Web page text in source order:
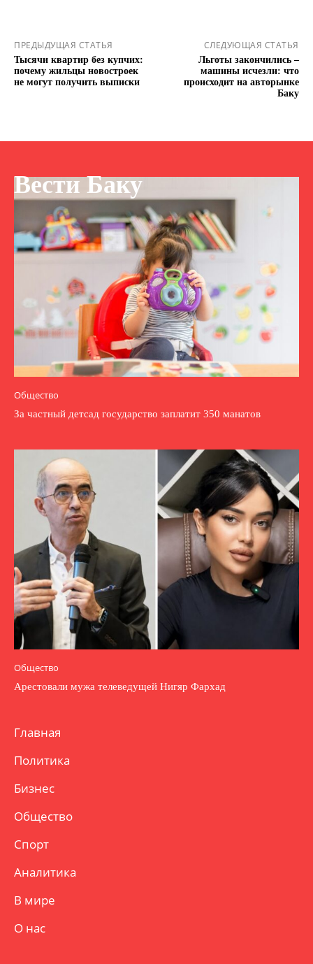
ПРЕДЫДУЩАЯ СТАТЬЯ
Тысячи квартир без купчих:
почему жильцы новостроек
не могут получить выписки
СЛЕДУЮЩАЯ СТАТЬЯ
Льготы закончились –
машины исчезли: что
происходит на авторынке
Баку
Вести Баку
Общество
За частный детсад государство заплатит 350 манатов
Общество
Арестовали мужа телеведущей Нигяр Фархад
Главная
Политика
Бизнес
Общество
Спорт
Аналитика
В мире
О нас